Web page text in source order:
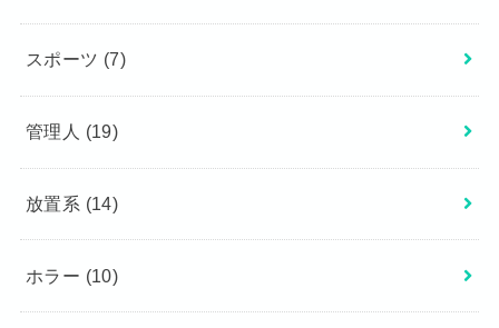
スポーツ (7)
管理人 (19)
放置系 (14)
ホラー (10)